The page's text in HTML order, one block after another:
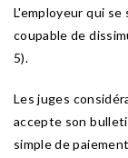
L'employeur qui
coupable de
5).
Les juges
accepte son
simple de